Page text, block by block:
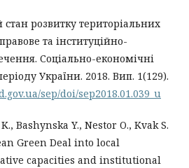
розвитку територіальних
та інституційно-
Соціально-економічні
України. 2018. Вип. 1(129).
sep/doi/sep2018.01.039_u
Bashynska Y., Nestor O., Kvak S.
Green Deal into local
capacities and institutional